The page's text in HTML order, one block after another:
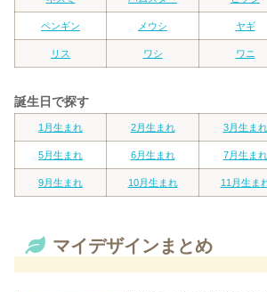
ペンギン メウシ ヤギ
リス ワシ ワニ
誕生日で探す
1月生まれ 2月生まれ 3月生まれ
5月生まれ 6月生まれ 7月生まれ
9月生まれ 10月生まれ 11月生ま
マイデザインまとめ